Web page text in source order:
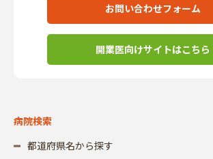
お問い合わせフォーム
開業医向けサイトはこちら
病院検索
都道府県名から探す